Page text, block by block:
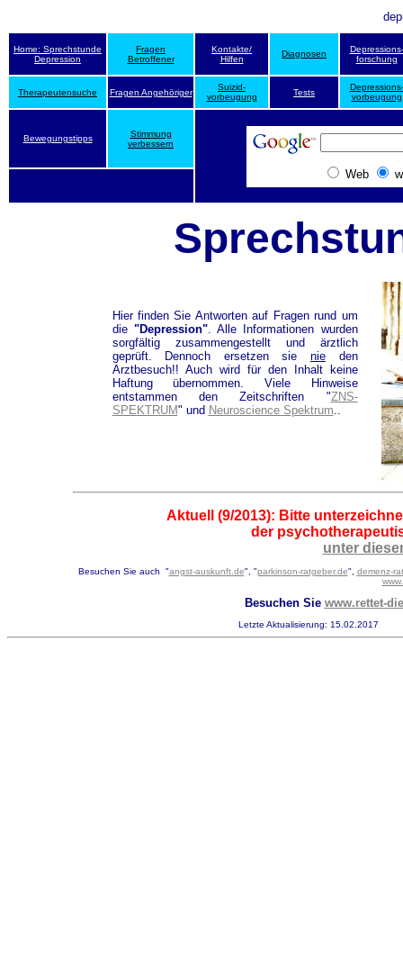
Home: Sprechstunde
Depression
Fragen
Betroffener
Kontakte/
Hilfen
Diagnosen
Depressions-
forschung
Therapeutensuche Fragen Angehöriger
Suizid-
vorbeugung
Tests
Depressions-
vorbeugung
Bewegungstipps
Stimmung
verbessern
Web
Hier finden Sie Antworten auf Fragen rund um
die "Depression". Alle Informationen wurden
sorgfältig zusammengestellt und ärztlich
geprüft. Dennoch ersetzen sie nieden
Arztbesuch!! Auch wird für den Inhalt keine
Haftung übernommen. Viele Hinweise
entstammen den Zeitschriften "ZNS-
SPEKTRUM" und Neuroscience Spektrum..
Aktuell (9/2013): Bitte
der
unter
Besuchen Sie auch "angst-auskunft.de", "parkinson-ratgeber.de", demenz-
Besuchen Sie www.rettet-
Letzte Aktualisierung: